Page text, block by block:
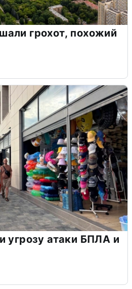
грохот, похожий
угрозу атаки БПЛА и